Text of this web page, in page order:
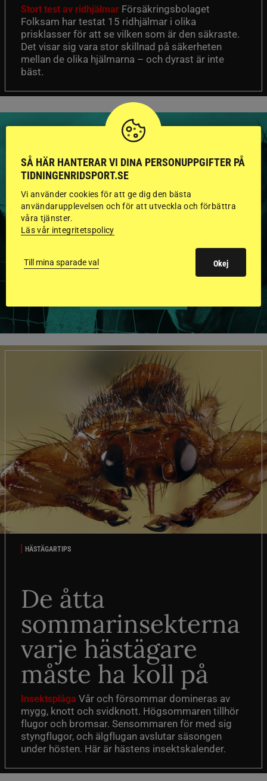
Stort test av ridhjälmar Försäkringsbolaget
Folksam har testat 15 ridhjälmar i olika
prisklasser för att se vilken som är den säkraste.
Det visar sig vara stor skillnad på säkerheten
mellan de olika hjälmarna – och dyrast är inte
bäst.
HINGSTAR ONLINE
GODKÄNDA HINGSTAR I
FLERA KATEGORIER MED
BILDER OCH FAKTA
HÄSTÄGARTIPS
De åtta
sommarinsekterna
varje hästägare
måste ha koll på
Insektsplåga Vår och försommar domineras av
mygg, knott och svidknott. Högsommaren tillhör
flugor och bromsar. Sensommaren för med sig
styngflugor, och älgflugan avslutar säsongen
under hösten. Här är hästens insektskalender.
SÅ HÄR HANTERAR VI DINA PERSONUPPGIFTER PÅ
TIDNINGENRIDSPORT.SE
Vi använder cookies för att ge dig den bästa
användarupplevelsen och för att utveckla och förbättra
våra tjänster.
Läs vår integritetspolicy
Till mina sparade val Okej